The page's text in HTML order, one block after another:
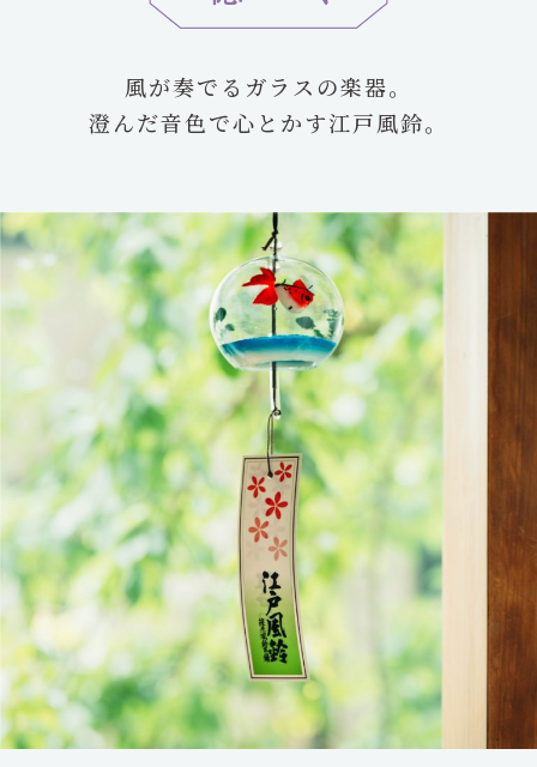
風が奏でるガラスの楽器。
澄んだ音色で心とかす江戸風鈴。